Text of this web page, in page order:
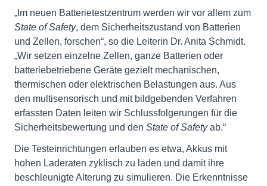
„Im neuen Batterietestzentrum werden wir vor allem zum
State of Safety, dem Sicherheitszustand von Batterien
und Zellen, forschen“, so die Leiterin Dr. Anita Schmidt.
„Wir setzen einzelne Zellen, ganze Batterien oder
batteriebetriebene Geräte gezielt mechanischen,
thermischen oder elektrischen Belastungen aus. Aus
den multisensorisch und mit bildgebenden Verfahren
erfassten Daten leiten wir Schlussfolgerungen für die
Sicherheitsbewertung und den State of Safetyab.“
Die Testeinrichtungen erlauben es etwa, Akkus mit
hohen Laderaten zyklisch zu laden und damit ihre
beschleunigte Alterung zu simulieren. Die Erkenntnisse